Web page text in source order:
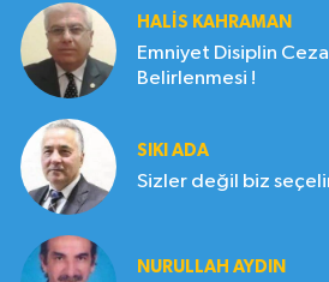
HALIS KAHRAMAN
Emniyet Disiplin
Belirlenmesi !
SIKI ADA
Sizler değil biz
NURULLAH AYDIN